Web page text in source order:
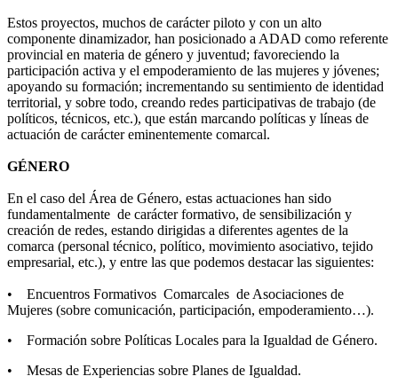
Estos proyectos, muchos de carácter piloto y con un alto
componente dinamizador, han posicionado a ADAD como referente
provincial en materia de género y juventud; favoreciendo la
participación activa y el empoderamiento de las mujeres y jóvenes;
apoyando su formación; incrementando su sentimiento de identidad
territorial, y sobre todo, creando redes participativas de trabajo (de
políticos, técnicos, etc.), que están marcando políticas y líneas de
actuación de carácter eminentemente comarcal.
GÉNERO
En el caso del Área de Género, estas actuaciones han sido
fundamentalmente de carácter formativo, de sensibilización y
creación de redes, estando dirigidas a diferentes agentes de la
comarca (personal técnico, político, movimiento asociativo, tejido
empresarial, etc.), y entre las que podemos destacar las siguientes:
• Encuentros Formativos Comarcales de Asociaciones de
Mujeres (sobre comunicación, participación, empoderamiento…).
• Formación sobre Políticas Locales para la Igualdad de Género.
• Mesas de Experiencias sobre Planes de Igualdad.